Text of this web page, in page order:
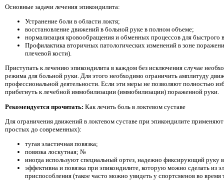
Основные задачи лечения эпикондилита:
Устранение боли в области локтя;
восстановление движений в больной руке в полном объеме;
нормализация кровообращения и обменных процессов для быстрого
Профилактика вторичных патологических изменений в зоне
плечевой кости).
Приступать к лечению эпикондилита в каждом без исключения случае
режима для больной руки. Для этого необходимо ограничить амплитуду
профессиональной деятельности. Если эти меры не позволяют полностью
прибегнуть к лечебной иммобилизации (иммобилизации) пораженной руки.
Рекомендуется прочитать: Как лечить боль в локтевом суставе
Для ограничения движений в локтевом суставе при эпикондилите
простых до современных):
тугая эластичная повязка;
повязка лоскутная; №
иногда используют специальный ортез, надежно фиксирующий руку
эффективна и повязка при эпикондилите, которую можно сделать из
приспособления (такое часто можно увидеть у спортсменов во